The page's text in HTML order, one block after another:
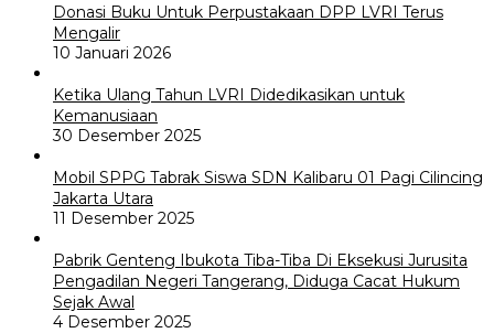
Donasi Buku Untuk Perpustakaan DPP LVRI Terus
Mengalir
10 Januari 2026
Ketika Ulang Tahun LVRI Didedikasikan untuk
Kemanusiaan
30 Desember 2025
Mobil SPPG Tabrak Siswa SDN Kalibaru 01 Pagi Cilincing
Jakarta Utara
11 Desember 2025
Pabrik Genteng Ibukota Tiba-Tiba Di Eksekusi Jurusita
Pengadilan Negeri Tangerang, Diduga Cacat Hukum
Sejak Awal
4 Desember 2025